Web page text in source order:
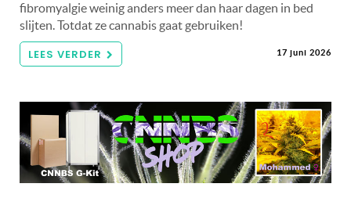
fibromyalgie weinig anders meer dan haar dagen in bed
slijten. Totdat ze cannabis gaat gebruiken!
LEES VERDER 17 juni 2026